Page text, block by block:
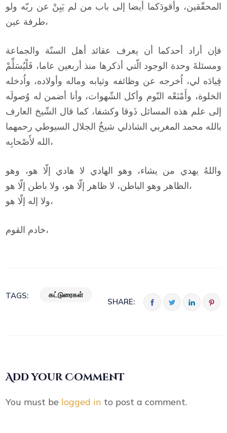
المحقّقين، وأقودَكما أيضا إلى باب من لم يَبِنْ عن ربّه ولو
طرفة عين،
فإن أراد أحدكما أن يعرف عقائد أهل السنّة والجماعة
ومسئلةَ وحدة الوجود الّتي أذكرها منذ أربعين عاما، فَلْيُسَلِّمْ
قِيادَه لي، اُخرجه عن وظائفه وثيابه وماله وأولاده، واُدخله
الخلوة، وأَمْنَعْه النّوم وأكل الشّهوات، وأنا أضمن له وُصولَه
إلى علم هذه المسائل ذَوقا وكشفا، كما قال الشّيخ العارف
بالله محمد المغربي الشاذلي شيخُ الجلال السيوطي رحمهما
الله لأَصْحابِه،
واللهُ يهدي من يشاء، وهو الهادي لا هادي إلّا هو، وهو
الظاهر وهو الباطن، لا ظاهر إلّا هو، ولا باطن إلّا هو،
ولا إله إلّا هو،
خادم القوم،
TAGS: கட்டுரைகள்
SHARE:
Add your Comment
You must be logged in to post a comment.